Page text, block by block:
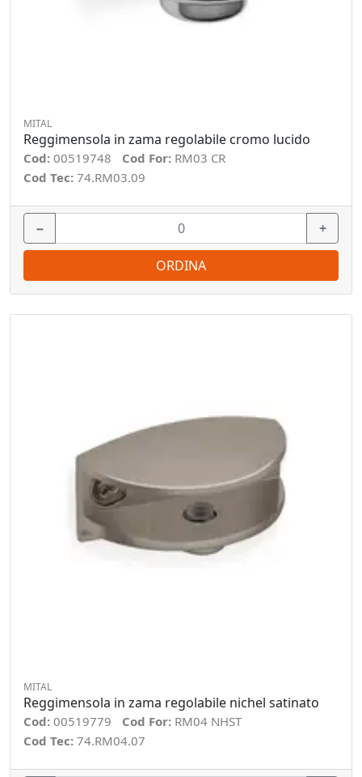
MITAL
Reggimensola in zama regolabile cromo lucido
Cod: 00519748 Cod For: RM03 CR
Cod Tec: 74.RM03.09
− +
ORDINA
MITAL
Reggimensola in zama regolabile nichel satinato
Cod: 00519779 Cod For: RM04 NHST
Cod Tec: 74.RM04.07